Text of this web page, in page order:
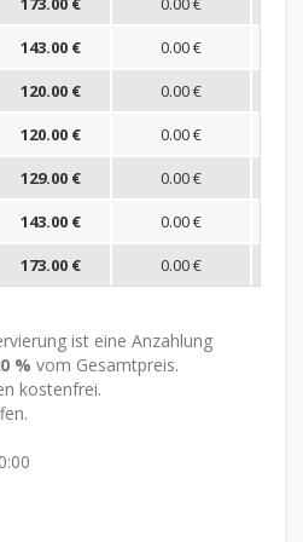
143.00 €
0.00 €
120.00 €
0.00 €
120.00 €
0.00 €
129.00 €
0.00 €
143.00 €
0.00 €
173.00 € 0.00 €
ist eine Anzahlung
% vom Gesamtpreis.
kostenfrei.